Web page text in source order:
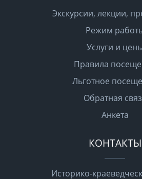
Экскурсии, лекции,
Режим
Услуги и
Правила
Льготное
Обратная
Анкета
КОНТАКТЫ
Историко-